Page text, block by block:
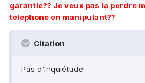
garantie?? Je veux pas la perdre
téléphone en manipulant??
Citation
Pas d'inquiétude!